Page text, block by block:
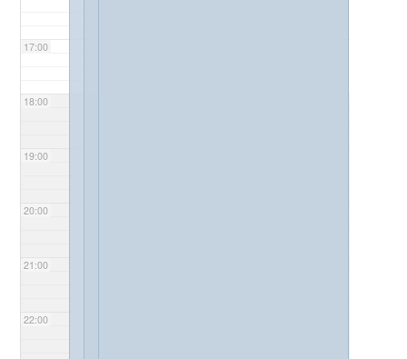
17:00
18:00
19:00
20:00
21:00
22:00